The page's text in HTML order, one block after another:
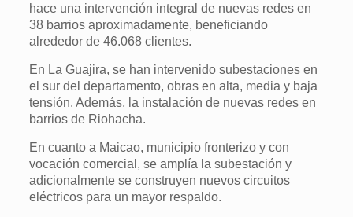
hace una intervención integral de nuevas redes en
38 barrios aproximadamente, beneficiando
alrededor de 46.068 clientes.
En La Guajira, se han intervenido subestaciones en
el sur del departamento, obras en alta, media y baja
tensión. Además, la instalación de nuevas redes en
barrios de Riohacha.
En cuanto a Maicao, municipio fronterizo y con
vocación comercial, se amplía la subestación y
adicionalmente se construyen nuevos circuitos
eléctricos para un mayor respaldo.